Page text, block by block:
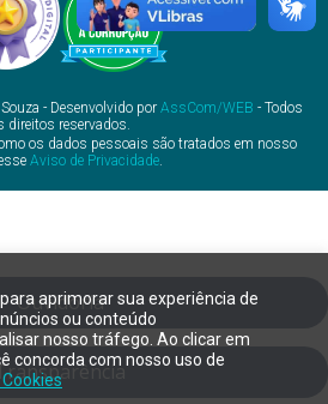
aprimorar sua experiência de
ou conteúdo
nosso tráfego. Ao clicar em
concorda com nosso uso de
- Desenvolvido por AssCom/WEB - Todos
direitos reservados.
os dados pessoais são tratados em nosso
Aviso de Privacidade.
Ouvidoria